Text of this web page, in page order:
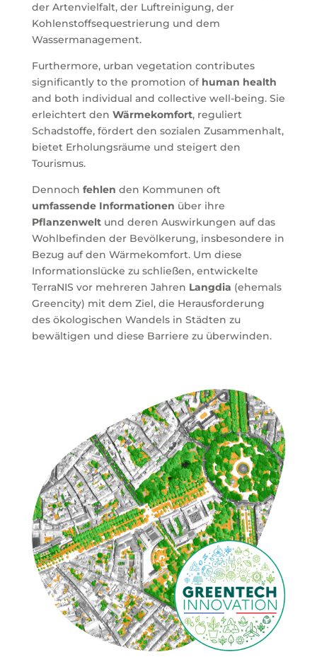
der Artenvielfalt, der Luftreinigung, der
Kohlenstoffsequestrierung und dem
Wassermanagement.
Furthermore, urban vegetation contributes
significantly to the promotion of human health
and both individual and collective well-being. Sie
erleichtert den Wärmekomfort, reguliert
Schadstoffe, fördert den sozialen Zusammenhalt,
bietet Erholungsräume und steigert den
Tourismus.
Dennoch fehlen den Kommunen oft
umfassende Informationen über ihre
Pflanzenweltund deren Auswirkungen auf das
Wohlbefinden der Bevölkerung, insbesondere in
Bezug auf den Wärmekomfort. Um diese
Informationslücke zu schließen, entwickelte
TerraNIS vor mehreren Jahren Langdia (ehemals
Greencity) mit dem Ziel, die Herausforderung
des ökologischen Wandels in Städten zu
bewältigen und diese Barriere zu überwinden.